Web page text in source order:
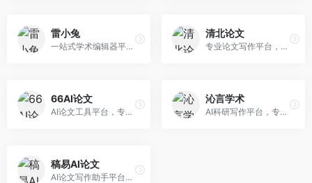
雷小兔
一站式学术编辑器平台，覆盖论文写作全流程。面向高校学生和科研人员，提供选题分析、文献检索、论文生成、查重降重等服务，操作流程清晰，学术写作效率显著提升。
清北论文
专业论文写作平台，依托高校学术资源。面向本科生和研究生，提供论文指导、写作辅助、查重检测等服务，学术规范性强，适合追求高质量论文的用户。
66AI论文
AI论文工具平台，专注于高质量低查重论文生成。面向大学生和研究生，提供论文写作、降重修改等服务，生成内容原创度高，查重率低。
沁言学术
AI科研写作平台，专注于学术研究辅助。面向研究生和科研工作者，提供文献分析、研究方法指导、论文撰写等服务，学术资源丰富，研究支持全面。
稿易AI论文
AI论文写作助手平台，提供智能化学术写作支持。面向高校学生，支持多种论文类型生成，提供参考文献管理和格式规范服务，操作流程简单。